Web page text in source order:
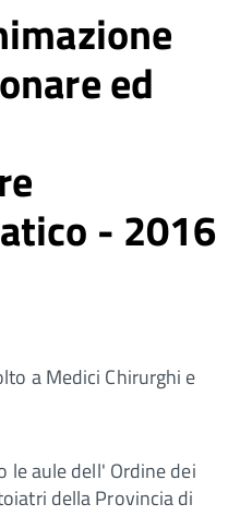
ed
- 2016
a Medici Chirurghi e
le aule dell' Ordine dei
della Provincia di